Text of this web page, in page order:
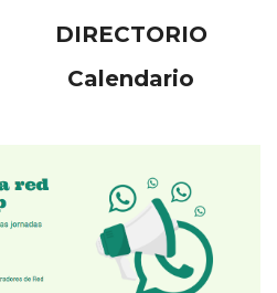
DIRECTORIO
Calendario